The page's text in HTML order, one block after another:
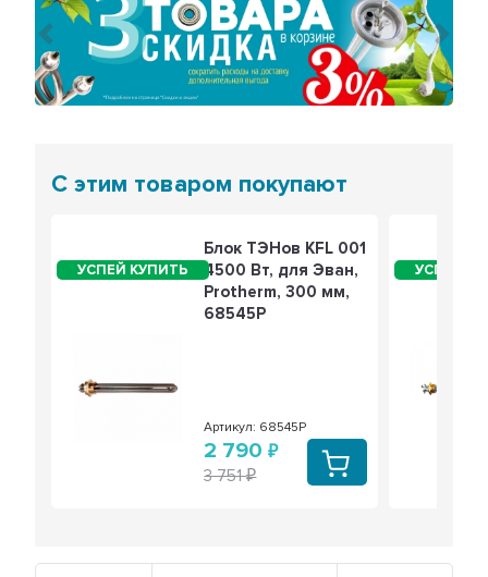
Предыдущий
С этим товаром покупают
Блок ТЭНов KFL 001
4500 Вт, для Эван,
Protherm, 300 мм,
68545Р
Артикул: 68545Р
2 790
3 751